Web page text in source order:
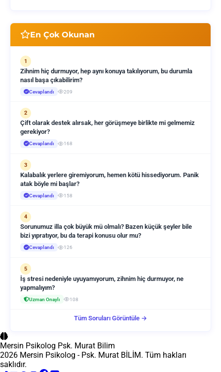
En Çok Okunan
1
Zihnim hiç durmuyor, hep aynı konuya takılıyorum, bu durumla
nasıl başa çıkabilirim?
Cevaplandı 209
2
Çift olarak destek alırsak, her görüşmeye birlikte mi gelmemiz
gerekiyor?
Cevaplandı 168
3
Kalabalık yerlere giremiyorum, hemen kötü hissediyorum. Panik
atak böyle mi başlar?
Cevaplandı 158
4
Sorunumuz illa çok büyük mü olmalı? Bazen küçük şeyler bile
bizi yıpratıyor, bu da terapi konusu olur mu?
Cevaplandı 126
5
İş stresi nedeniyle uyuyamıyorum, zihnim hiç durmuyor, ne
yapmalıyım?
Uzman Onaylı 108
Tüm Soruları Görüntüle →
Mersin Psikolog Psk. Murat Bilim
2026 Mersin Psikolog - Psk. Murat BİLİM. Tüm hakları
saklıdır.